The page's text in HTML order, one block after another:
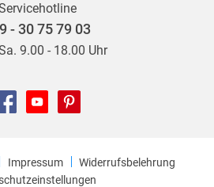
- 30 75 79 03
9.00 - 18.00 Uhr
Impressum
Widerrufsbelehrung